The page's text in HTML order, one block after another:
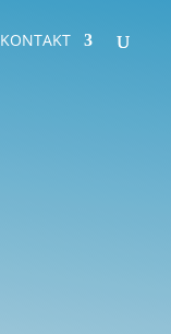
KONTAKT